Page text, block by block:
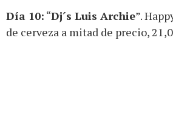
Día 10: “Dj´s Luis Archie”.
de cerveza a mitad de precio,